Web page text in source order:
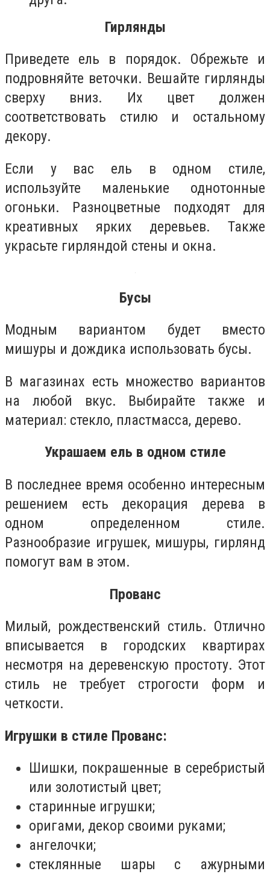
Гирлянды
Приведете ель в порядок. Обрежьте и
подровняйте веточки. Вешайте гирлянды
сверху вниз. Их цвет должен
соответствовать стилю и остальному
декору.
Если у вас ель в одном стиле,
используйте маленькие однотонные
огоньки. Разноцветные подходят для
креативных ярких деревьев. Также
украсьте гирляндой стены и окна.
Бусы
Модным вариантом будет вместо
мишуры и дождика использовать бусы.
В магазинах есть множество вариантов
на любой вкус. Выбирайте также и
материал: стекло, пластмасса, дерево.
Украшаем ель в одном стиле
В последнее время особенно интересным
решением есть декорация дерева в
одном определенном стиле.
Разнообразие игрушек, мишуры, гирлянд
помогут вам в этом.
Прованс
Милый, рождественский стиль. Отлично
вписывается в городских квартирах
несмотря на деревенскую простоту. Этот
стиль не требует строгости форм и
четкости.
Игрушки в стиле Прованс:
Шишки, покрашенные в серебристый
или золотистый цвет;
старинные игрушки;
оригами, декор своими руками;
ангелочки;
стеклянные шары с ажурными